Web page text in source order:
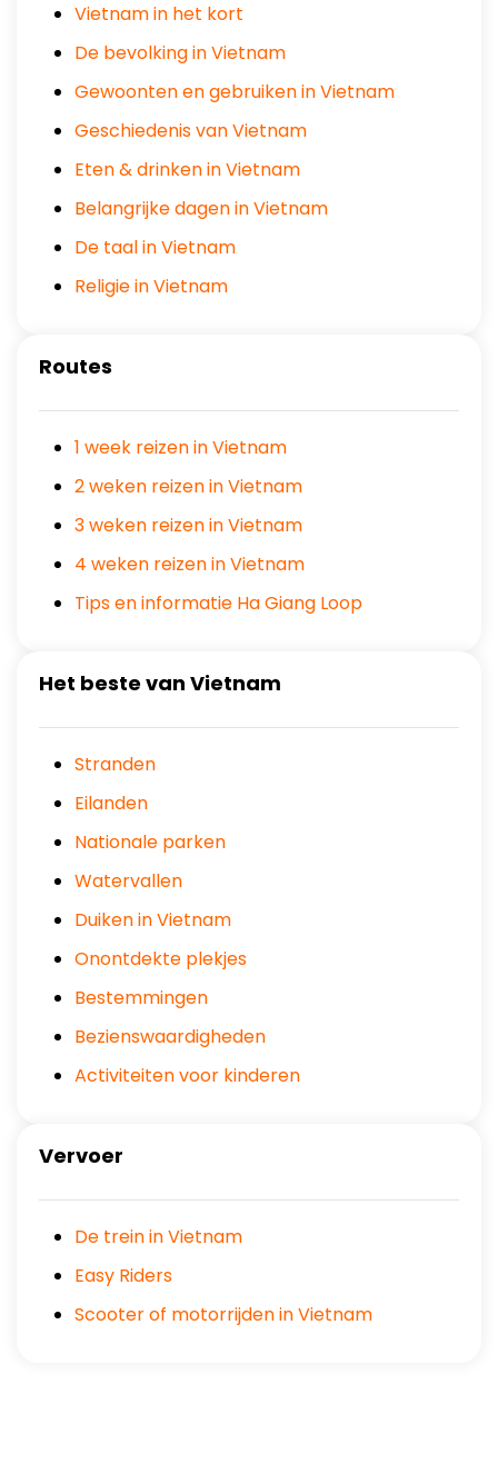
Vietnam in het kort
De bevolking in Vietnam
Gewoonten en gebruiken in Vietnam
Geschiedenis van Vietnam
Eten & drinken in Vietnam
Belangrijke dagen in Vietnam
De taal in Vietnam
Religie in Vietnam
Routes
1 week reizen in Vietnam
2 weken reizen in Vietnam
3 weken reizen in Vietnam
4 weken reizen in Vietnam
Tips en informatie Ha Giang Loop
Het beste van Vietnam
Stranden
Eilanden
Nationale parken
Watervallen
Duiken in Vietnam
Onontdekte plekjes
Bestemmingen
Bezienswaardigheden
Activiteiten voor kinderen
Vervoer
De trein in Vietnam
Easy Riders
Scooter of motorrijden in Vietnam